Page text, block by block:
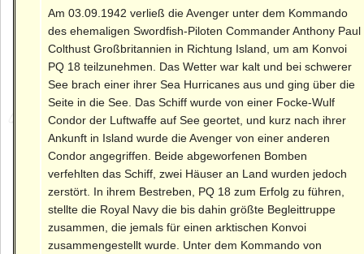
Am 03.09.1942 verließ die Avenger unter dem Kommando
des ehemaligen Swordfish-Piloten Commander Anthony Paul
Colthust Großbritannien in Richtung Island, um am Konvoi
PQ 18 teilzunehmen. Das Wetter war kalt und bei schwerer
See brach einer ihrer Sea Hurricanes aus und ging über die
Seite in die See. Das Schiff wurde von einer Focke-Wulf
Condor der Luftwaffe auf See geortet, und kurz nach ihrer
Ankunft in Island wurde die Avenger von einer anderen
Condor angegriffen. Beide abgeworfenen Bomben
verfehlten das Schiff, zwei Häuser an Land wurden jedoch
zerstört. In ihrem Bestreben, PQ 18 zum Erfolg zu führen,
stellte die Royal Navy die bis dahin größte Begleittruppe
zusammen, die jemals für einen arktischen Konvoi
zusammengestellt wurde. Unter dem Kommando von